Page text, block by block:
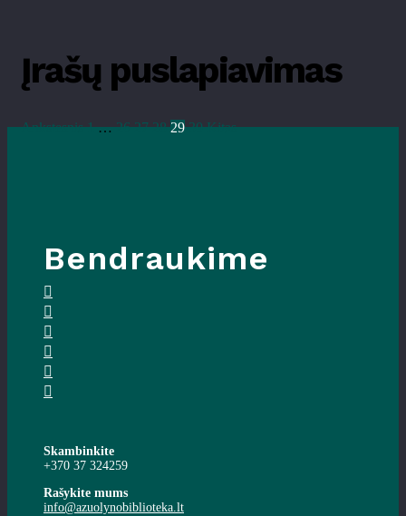
Įrašų puslapiavimas
Ankstesnis 1 … 26 27 28 29 30 Kitas
Bendraukime
Skambinkite
+370 37 324259
Rašykite mums
info@azuolynobiblioteka.lt